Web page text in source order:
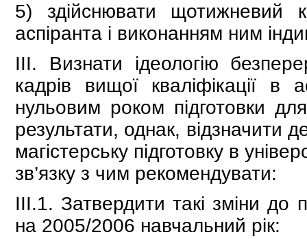
5) здійснювати щотижневий
аспіранта і виконанням ним
ІІІ. Визнати ідеологію
кадрів вищої кваліфікації в
нульовим роком підготовки
результати, однак, відзначити
магістерську підготовку в
зв’язку з чим рекомендувати:
ІІІ.1. Затвердити такі зміни
на 2005/2006 навчальний рік: